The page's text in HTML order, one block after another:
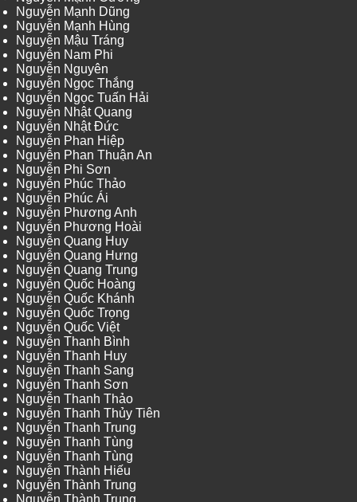
Nguyễn Mạnh Dũng
Nguyễn Mạnh Hùng
Nguyễn Mậu Tráng
Nguyễn Nam Phi
Nguyễn Nguyên
Nguyễn Ngọc Thắng
Nguyễn Ngọc Tuấn Hải
Nguyễn Nhật Quang
Nguyễn Nhật Đức
Nguyễn Phan Hiệp
Nguyễn Phan Thuận An
Nguyễn Phi Sơn
Nguyễn Phúc Thảo
Nguyễn Phúc Ái
Nguyễn Phương Anh
Nguyễn Phương Hoài
Nguyễn Quang Huy
Nguyễn Quang Hưng
Nguyễn Quang Trung
Nguyễn Quốc Hoàng
Nguyễn Quốc Khánh
Nguyễn Quốc Trọng
Nguyễn Quốc Việt
Nguyễn Thanh Bình
Nguyễn Thanh Huy
Nguyễn Thanh Sang
Nguyễn Thanh Sơn
Nguyễn Thanh Thảo
Nguyễn Thanh Thủy Tiên
Nguyễn Thanh Trung
Nguyễn Thanh Tùng
Nguyễn Thanh Tùng
Nguyễn Thành Hiếu
Nguyễn Thành Trung
Nguyễn Thành Trung